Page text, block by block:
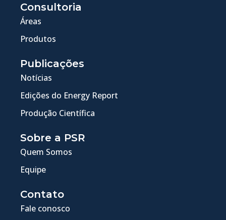
Consultoria
Áreas
Produtos
Publicações
Notícias
Edições do Energy Report
Produção Científica
Sobre a PSR
Quem Somos
Equipe
Contato
Fale conosco